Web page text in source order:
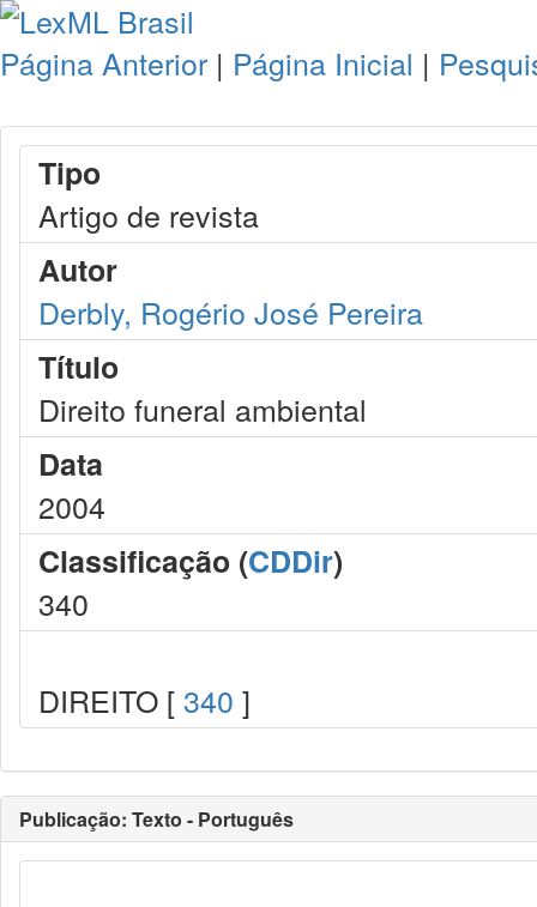
Página Anterior | Página Inicial |
Tipo
Artigo de revista
Autor
Derbly, Rogério José Pereira
Título
Direito funeral ambiental
Data
2004
Classificação (CDDir)
340
DIREITO [ 340 ]
Publicação: Texto - Português